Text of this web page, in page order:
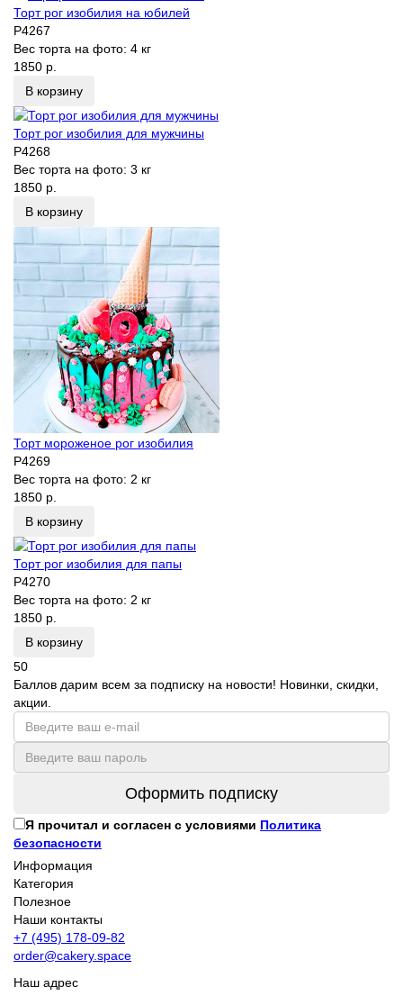
Торт рог изобилия на юбилей
P4267
Вес торта на фото: 4 кг
1850 р.
В корзину
Торт рог изобилия для мужчины
P4268
Вес торта на фото: 3 кг
1850 р.
В корзину
Торт мороженое рог изобилия
P4269
Вес торта на фото: 2 кг
1850 р.
В корзину
Торт рог изобилия для папы
P4270
Вес торта на фото: 2 кг
1850 р.
В корзину
50
Баллов дарим всем за подписку на новости! Новинки, скидки,
акции.
Оформить подписку
Я прочитал и согласен с условиями Политика
безопасности
Информация
Категория
Полезное
Наши контакты
+7 (495) 178-09-82
order@cakery.space
Наш адрес